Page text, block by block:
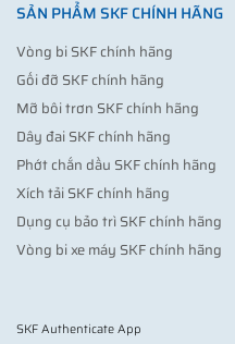
SẢN PHẨM SKF CHÍNH HÃNG
Vòng bi SKF chính hãng
Gối đỡ SKF chính hãng
Mỡ bôi trơn SKF chính hãng
Dây đai SKF chính hãng
Phớt chắn dầu SKF chính hãng
Xích tải SKF chính hãng
Dụng cụ bảo trì SKF chính hãng
Vòng bi xe máy SKF chính hãng
SKF Authenticate App